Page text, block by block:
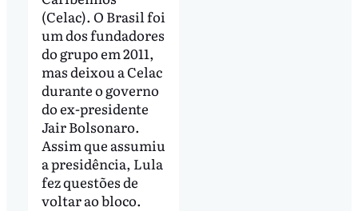
(Celac). O Brasil foi
um dos fundadores
do grupo em 2011,
mas deixou a Celac
durante o governo
do ex-presidente
Jair Bolsonaro.
Assim que assumiu
a presidência, Lula
fez questões de
voltar ao bloco.